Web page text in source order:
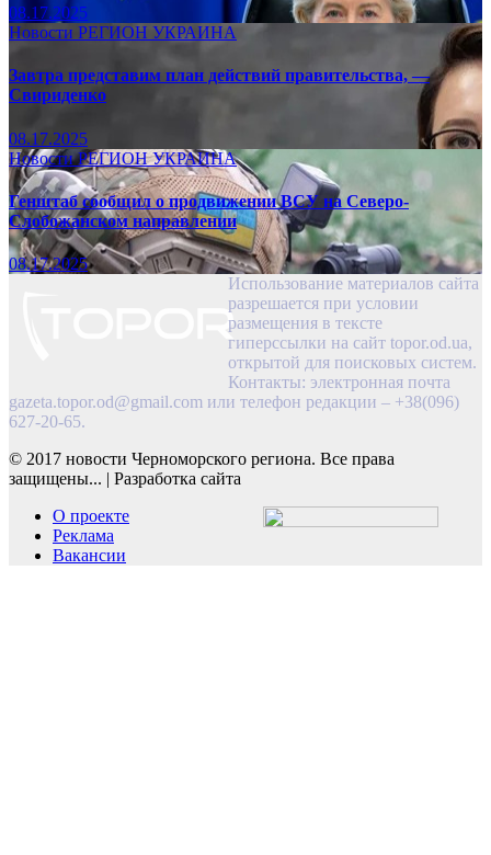
08.17.2025
Новости РЕГИОН УКРАИНА
Завтра представим план действий правительства, —
Свириденко
08.17.2025
НовостиРЕГИОНУКРАИНА
Генштаб сообщил о продвижении ВСУ на Северо-
Слобожанском направлении
08.17.2025
Использование материалов сайта
разрешается при условии
размещения в тексте
гиперссылки на сайт topor.od.ua,
открытой для поисковых систем.
Контакты: электронная почта
gazeta.topor.od@gmail.com или телефон редакции – +38(096)
627-20-65.
© 2017 новости Черноморского региона. Все права
защищены... | Разработка сайта
О проекте
Реклама
Вакансии